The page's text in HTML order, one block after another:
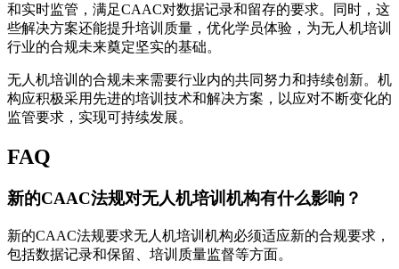
和实时监管，满足CAAC对数据记录和留存的要求。同时，这
些解决方案还能提升培训质量，优化学员体验，为无人机培训
行业的合规未来奠定坚实的基础。
无人机培训的合规未来需要行业内的共同努力和持续创新。机
构应积极采用先进的培训技术和解决方案，以应对不断变化的
监管要求，实现可持续发展。
FAQ
新的CAAC法规对无人机培训机构有什么影响？
新的CAAC法规要求无人机培训机构必须适应新的合规要求，
包括数据记录和保留、培训质量监督等方面。